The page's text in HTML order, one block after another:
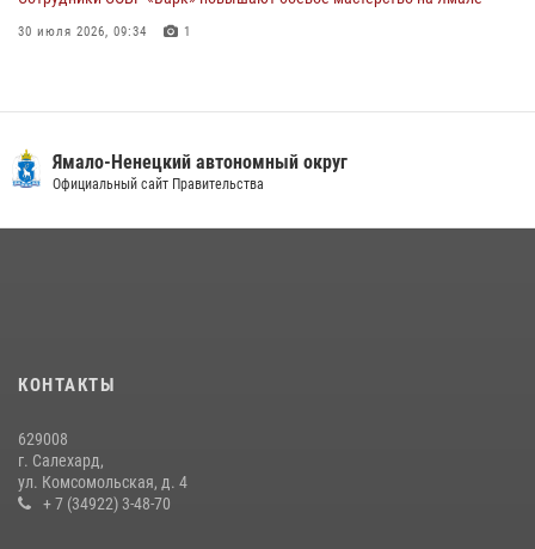
30 июля 2026, 09:34 1
18 июля 2026, 09:36 3
«Росгвардия. Вехи истории»: войска правопорядка на охране
стратегических объектов поверженной Германии (видео)
20 июля 2026, 09:03
Ямало-Ненецкий автономный округ
Официальный сайт Правительства
КОНТАКТЫ
629008
г. Салехард,
ул. Комсомольская, д. 4
+ 7 (34922) 3-48-70